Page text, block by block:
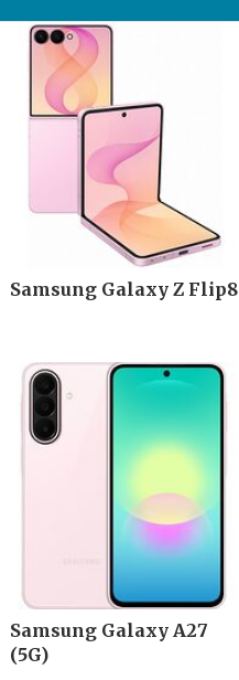
Samsung Galaxy Z Flip8
Samsung Galaxy A27
(5G)